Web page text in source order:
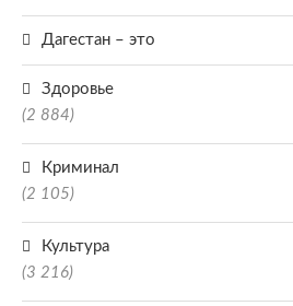
Дагестан – это
Здоровье
(2 884)
Криминал
(2 105)
Культура
(3 216)